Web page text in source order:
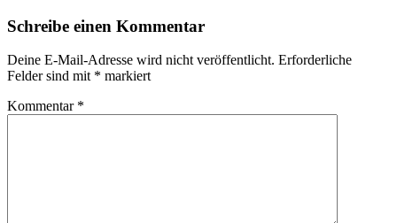
Schreibe einen Kommentar
Deine E-Mail-Adresse wird nicht veröffentlicht. Erforderliche
Felder sind mit * markiert
Kommentar *